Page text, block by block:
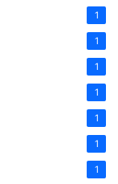
1
1
1
1
1
1
1